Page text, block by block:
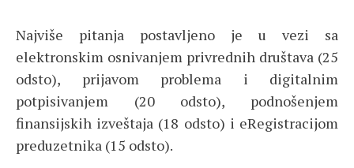
Najviše pitanja postavljeno je u vezi sa
elektronskim osnivanjem privrednih društava (25
odsto), prijavom problema i digitalnim
potpisivanjem (20 odsto), podnošenjem
finansijskih izveštaja (18 odsto) i eRegistracijom
preduzetnika (15 odsto).